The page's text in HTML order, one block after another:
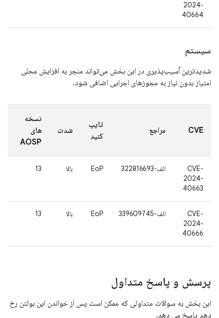
2024-
40664
سیستم
شدیدترین آسیب‌پذیری در این بخش می‌تواند منجر به افزایش محلی
امتیاز بدون نیاز به مجوزهای اجرایی اضافی شود.
CVE مراجع
تایپ
کنید
شدت
نسخه
های
AOSP
CVE-
2024-
40663
الف-322816693 EoP بالا 13
CVE-
2024-
40666
الف-339609745 EoP بالا 13
پرسش و پاسخ متداول
این بخش به سوالات متداولی که ممکن است پس از خواندن این بولتن رخ
دهد پاسخ می دهد.